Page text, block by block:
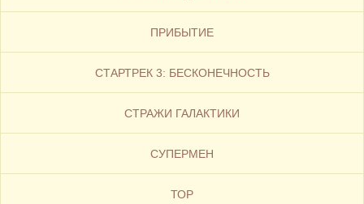
ПРИБЫТИЕ
СТАРТРЕК 3: БЕСКОНЕЧНОСТЬ
СТРАЖИ ГАЛАКТИКИ
СУПЕРМЕН
ТОР